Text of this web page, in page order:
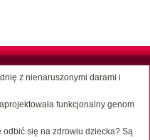
z nienaruszonymi darami i
funkcjonalny genom
odbić się na zdrowiu dziecka? Są